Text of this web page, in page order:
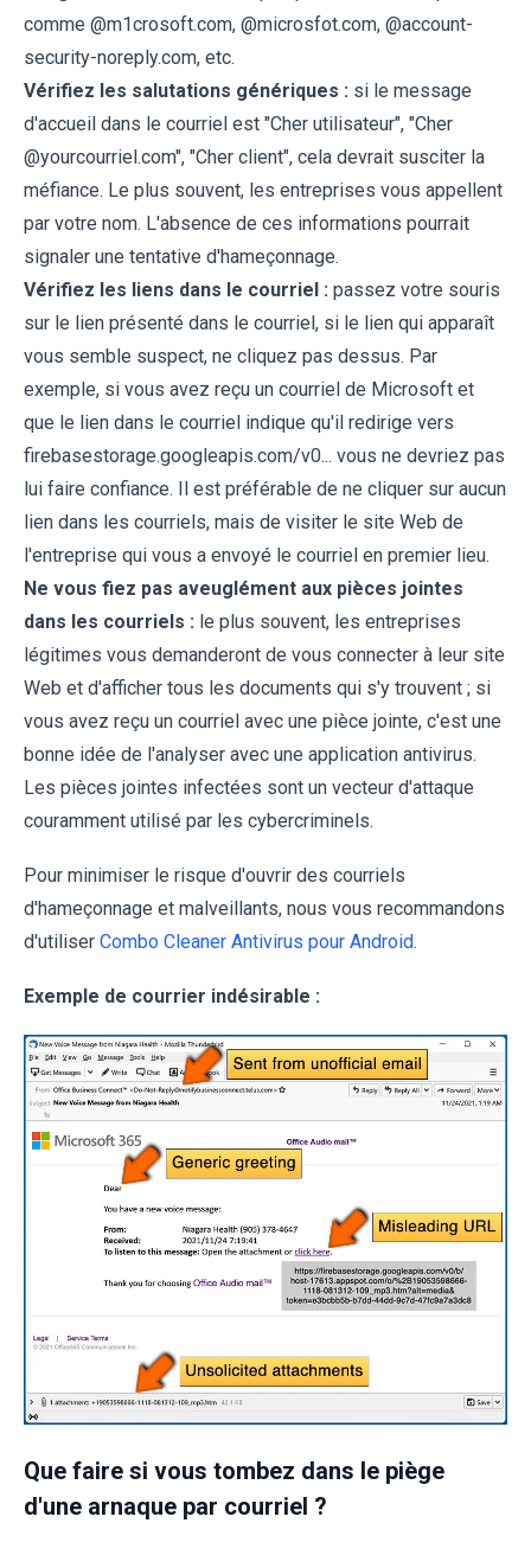
comme @m1crosoft.com, @microsfot.com, @account-
security-noreply.com, etc.
Vérifiez les salutations génériques : si le message
d'accueil dans le courriel est "Cher utilisateur", "Cher
@yourcourriel.com", "Cher client", cela devrait susciter la
méfiance. Le plus souvent, les entreprises vous appellent
par votre nom. L'absence de ces informations pourrait
signaler une tentative d'hameçonnage.
Vérifiez les liens dans le courriel : passez votre souris
sur le lien présenté dans le courriel, si le lien qui apparaît
vous semble suspect, ne cliquez pas dessus. Par
exemple, si vous avez reçu un courriel de Microsoft et
que le lien dans le courriel indique qu'il redirige vers
firebasestorage.googleapis.com/v0... vous ne devriez pas
lui faire confiance. Il est préférable de ne cliquer sur aucun
lien dans les courriels, mais de visiter le site Web de
l'entreprise qui vous a envoyé le courriel en premier lieu.
Ne vous fiez pas aveuglément aux pièces jointes
dans les courriels : le plus souvent, les entreprises
légitimes vous demanderont de vous connecter à leur site
Web et d'afficher tous les documents qui s'y trouvent ; si
vous avez reçu un courriel avec une pièce jointe, c'est une
bonne idée de l'analyser avec une application antivirus.
Les pièces jointes infectées sont un vecteur d'attaque
couramment utilisé par les cybercriminels.
Pour minimiser le risque d'ouvrir des courriels
d'hameçonnage et malveillants, nous vous recommandons
d'utiliser Combo Cleaner Antivirus pour Android.
Exemple de courrier indésirable :
Que faire si vous tombez dans le piège
d'une arnaque par courriel ?